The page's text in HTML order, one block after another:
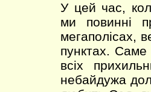
У цей час,
ми повинні
мегаполісах,
пунктах.
всіх
небайдужа